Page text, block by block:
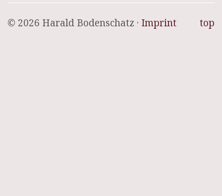
top
© 2026 Harald Bodenschatz · Imprint